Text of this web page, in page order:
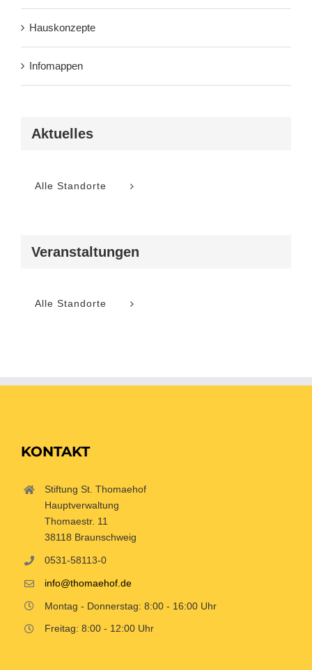
Hauskonzepte
Infomappen
Aktuelles
Alle Standorte
Veranstaltungen
Alle Standorte
KONTAKT
Stiftung St. Thomaehof
Hauptverwaltung
Thomaestr. 11
38118 Braunschweig
0531-58113-0
info@thomaehof.de
Montag - Donnerstag: 8:00 - 16:00 Uhr
Freitag: 8:00 - 12:00 Uhr